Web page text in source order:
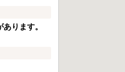
ります。